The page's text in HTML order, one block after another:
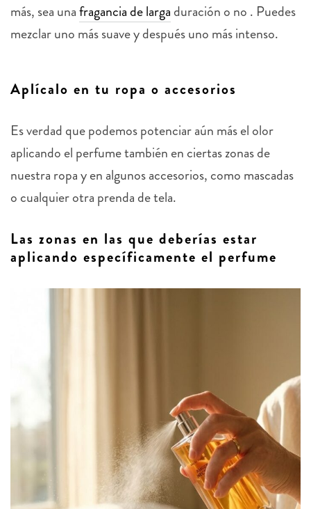
más, sea unafragancia de larga duración o no . Puedes
mezclar uno más suave y después uno más intenso.
Aplícalo en tu ropa o accesorios
Es verdad que podemos potenciar aún más el olor
aplicando el perfume también en ciertas zonas de
nuestra ropa y en algunos accesorios, como mascadas
o cualquier otra prenda de tela.
Las zonas en las que deberías estar
aplicando específicamente el perfume